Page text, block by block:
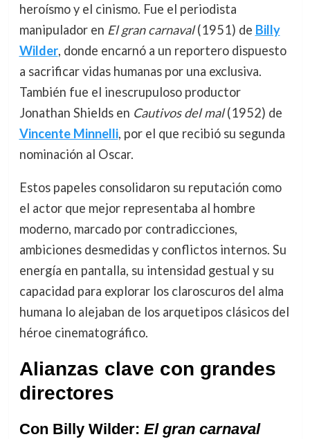
heroísmo y el cinismo. Fue el periodista
manipulador en El gran carnaval(1951) de Billy
Wilder, donde encarnó a un reportero dispuesto
a sacrificar vidas humanas por una exclusiva.
También fue el inescrupuloso productor
Jonathan Shields en Cautivos del mal(1952) de
Vincente Minnelli, por el que recibió su segunda
nominación al Oscar.
Estos papeles consolidaron su reputación como
el actor que mejor representaba al hombre
moderno, marcado por contradicciones,
ambiciones desmedidas y conflictos internos. Su
energía en pantalla, su intensidad gestual y su
capacidad para explorar los claroscuros del alma
humana lo alejaban de los arquetipos clásicos del
héroe cinematográfico.
Alianzas clave con grandes
directores
Con Billy Wilder: El gran carnaval